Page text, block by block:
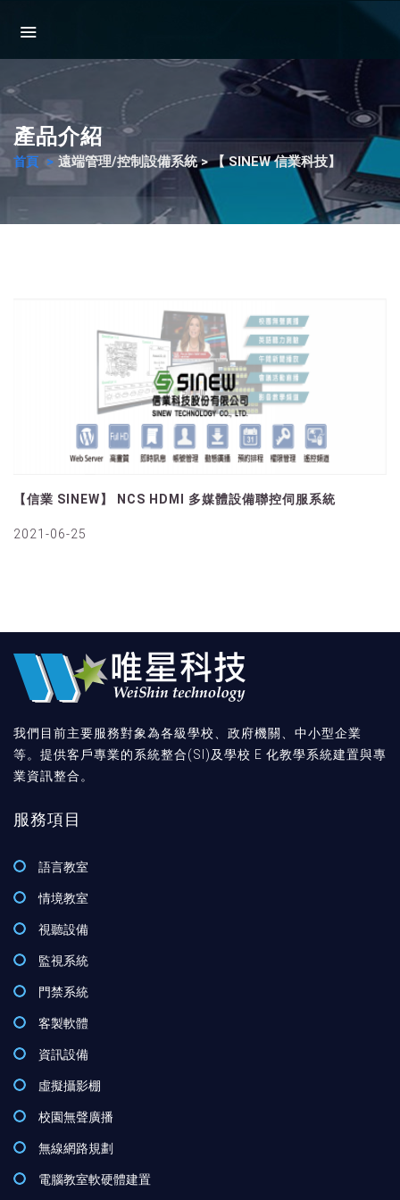
產品介紹
首頁 遠端管理/控制設備系統 > 【 SINEW 信業科技】
【信業 SINEW】 NCS HDMI 多媒體設備聯控伺服系統
2021-06-25
我們目前主要服務對象為各級學校、政府機關、中小型企業
等。提供客戶專業的系統整合(SI)及學校 E 化教學系統建置與專
業資訊整合。
服務項目
語言教室
情境教室
視聽設備
監視系統
門禁系統
客製軟體
資訊設備
虛擬攝影棚
校園無聲廣播
無線網路規劃
電腦教室軟硬體建置